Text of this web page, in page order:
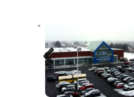
Previous